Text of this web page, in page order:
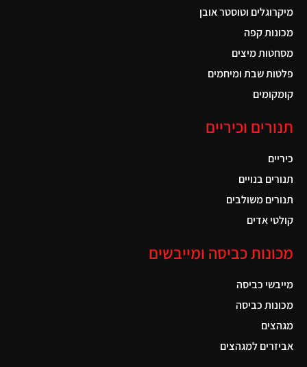
מיקרוגלים וטוסטר אובן
מכונות קפה
מסחטות מיצים
פלטות שבת ומיחמים
קומקומים
תנורים וכיריים
כיריים
תנורים בנויים
תנורים משולבים
קולטי אדים
מכונות כביסה ומייבשים
מייבשי כביסה
מכונות כביסה
מגהצים
אביזרים למגהצים